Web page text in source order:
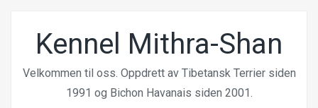
Kennel Mithra-Shan
Velkommen til oss. Oppdrett av Tibetansk Terrier siden
1991 og Bichon Havanais siden 2001.